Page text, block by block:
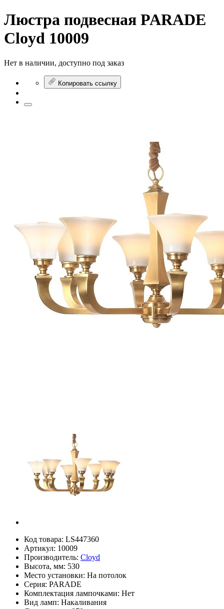
Люстра подвесная PARADE
Cloyd 10009
Нет в наличии, доступно под заказ
Копировать ссылку
Код товара: LS447360
Артикул: 10009
Производитель: Cloyd
Высота, мм: 530
Место установки: На потолок
Серия: PARADE
Комплектация лампочками: Нет
Вид ламп: Накаливания